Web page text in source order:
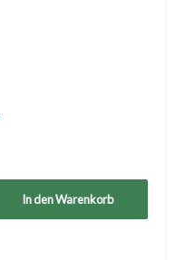
In den Warenkorb